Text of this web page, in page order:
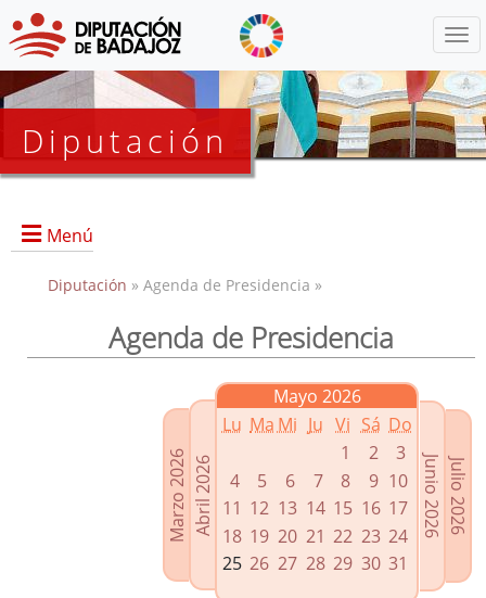
Diputación
Menú
Presidencia
Enlaces relacionados
Agenda de Presidencia
Plenos provinciales y Juntas de gobierno
Oficina de Proyectos Europeos
Diputación » Agenda de Presidencia »
Agenda de Presidencia
Marzo 2026Abril 2026
Mayo 2026
Lu Ma Mi Ju Vi Sá Do
1
2
3
4
5 6 7 8 9 10
11 12 13 14 15 16 17
18 19 20 21 22 23 24
25 26 27 28 29 30 31
Julio 2026
Junio 2026